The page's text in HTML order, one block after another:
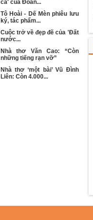
ca' của Đoàn...
Tô Hoài - Dế Mèn phiêu lưu
ký, tác phẩm...
Cuộc trở về đẹp đẽ của 'Đất
nước...
Nhà thơ Văn Cao: “Còn
những tiếng rạn vỡ”
Nhà thơ ‘một bài’ Vũ Đình
Liên: Còn 4.000...